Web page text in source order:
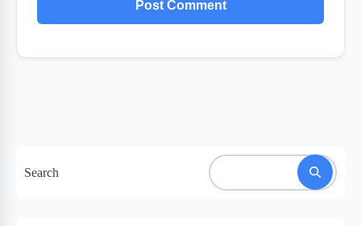
Search